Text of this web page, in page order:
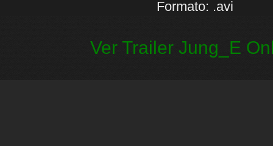
Formato: .avi
Ver Trailer Jung_E